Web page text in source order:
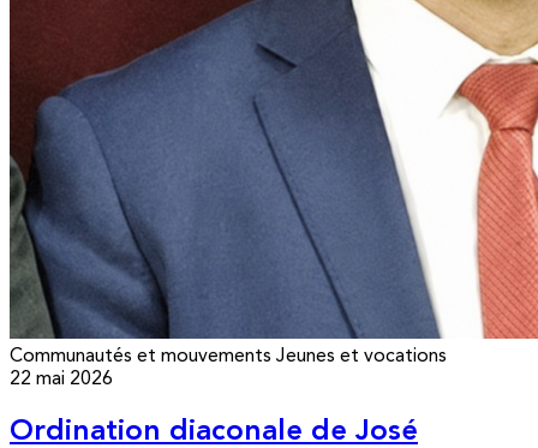
Communautés et mouvements Jeunes et vocations
22 mai 2026
Ordination diaconale de José